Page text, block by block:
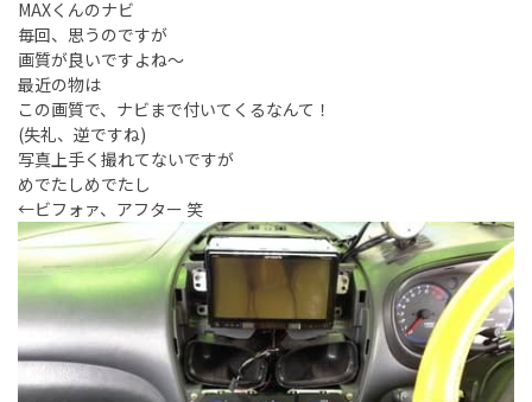
MAXくんのナビ
毎回、思うのですが
画質が良いですよね〜
最近の物は
この画質で、ナビまで付いてくるなんて！
(失礼、逆ですね)
写真上手く撮れてないですが
めでたしめでたし
←ビフォァ、アフター 笑